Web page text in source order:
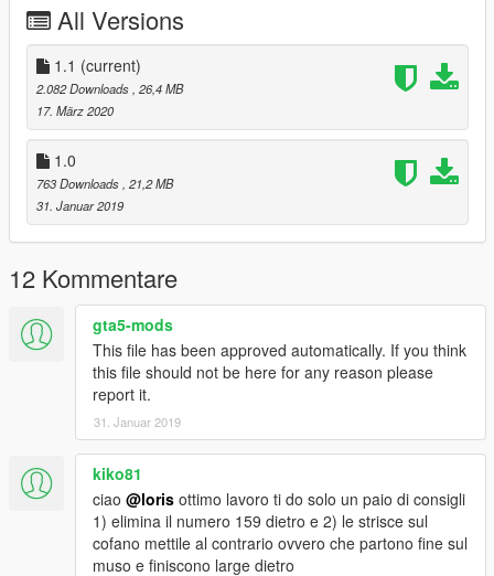
All Versions
1.1 (current)
2.082 Downloads , 26,4 MB
17. März 2020
1.0
763 Downloads , 21,2 MB
31. Januar 2019
12 Kommentare
gta5-mods
This file has been approved automatically. If you think
this file should not be here for any reason please
report it.
31. Januar 2019
kiko81
ciao @loris ottimo lavoro ti do solo un paio di consigli
1) elimina il numero 159 dietro e 2) le strisce sul
cofano mettile al contrario ovvero che partono fine sul
muso e finiscono large dietro